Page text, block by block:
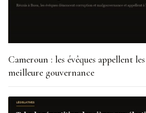
Cameroun : les évêques appellent
meilleure gouvernance